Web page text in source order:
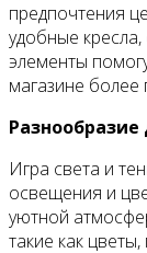
предпочтения
удобные
элементы
магазине более
Игра света и
освещения и
уютной
такие как